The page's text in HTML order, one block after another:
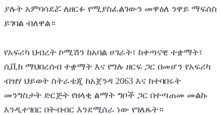
ያሉት አምባሳደሯ ለዘርፉ የሚያስፈልገውን መዋዕለ ንዋይ ማፍሰስ
ይገባል ብለዋል።
የአፍሪካ ህብረት ኮሚሽን ከአባል ሀገራት፣ ከቀጣናዊ ተቋማት፣
ሲቪክ ማህበረሰብ ተቋማት እና የግሉ ዘርፍ ጋር በመሆን የአፍሪካ
ብዝሃ ህይወት ስትራቴጂ ከአጀንዳ 2063 እና ከተባበሩት
መንግስታት ድርጅት የዘላቂ ልማት ግቦች ጋር በተጣጠመ መልኩ
እንዲተገበር በትብብር እንደሚሰራ ነው የገለጹት።